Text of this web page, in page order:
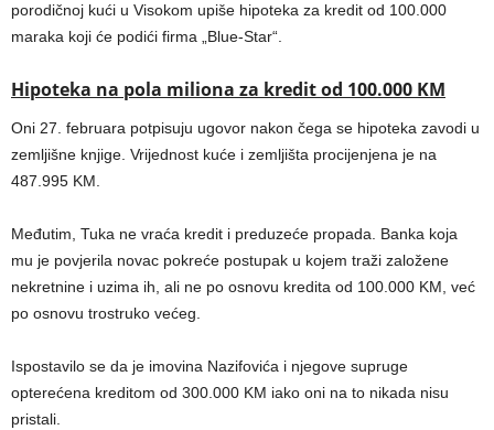
porodičnoj kući u Visokom upiše hipoteka za kredit od 100.000
maraka koji će podići firma „Blue-Star“.
Hipoteka na pola miliona za kredit od 100.000 KM
Oni 27. februara potpisuju ugovor nakon čega se hipoteka zavodi u
zemljišne knjige. Vrijednost kuće i zemljišta procijenjena je na
487.995 KM.
Međutim, Tuka ne vraća kredit i preduzeće propada. Banka koja
mu je povjerila novac pokreće postupak u kojem traži založene
nekretnine i uzima ih, ali ne po osnovu kredita od 100.000 KM, već
po osnovu trostruko većeg.
Ispostavilo se da je imovina Nazifovića i njegove supruge
opterećena kreditom od 300.000 KM iako oni na to nikada nisu
pristali.